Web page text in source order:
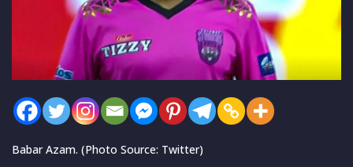
Babar Azam. (Photo Source: Twitter)